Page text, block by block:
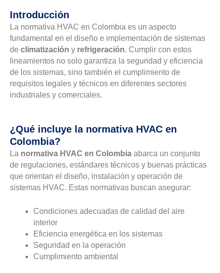
Introducción
La normativa HVAC en Colombia es un aspecto
fundamental en el diseño e implementación de sistemas
de climatización y refrigeración. Cumplir con estos
lineamientos no solo garantiza la seguridad y eficiencia
de los sistemas, sino también el cumplimiento de
requisitos legales y técnicos en diferentes sectores
industriales y comerciales.
¿Qué incluye la normativa HVAC en
Colombia?
La normativa HVAC en Colombia abarca un conjunto
de regulaciones, estándares técnicos y buenas prácticas
que orientan el diseño, instalación y operación de
sistemas HVAC. Estas normativas buscan asegurar:
Condiciones adecuadas de calidad del aire
interior
Eficiencia energética en los sistemas
Seguridad en la operación
Cumplimiento ambiental